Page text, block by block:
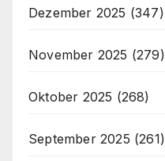
Dezember 2025 (347)
November 2025 (279)
Oktober 2025 (268)
September 2025 (261)